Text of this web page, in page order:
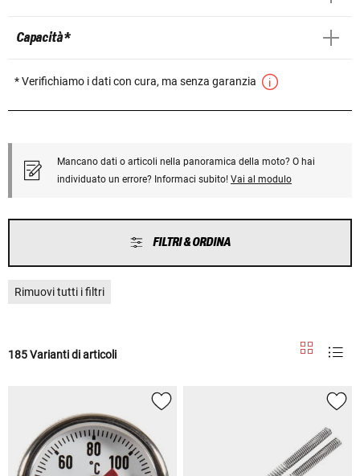
Capacità *
* Verifichiamo i dati con cura, ma senza garanzia
Mancano dati o articoli nella panoramica della moto? O hai
individuato un errore? Informaci subito! Vai al modulo
FILTRI & ORDINA
Rimuovi tutti i filtri
185 Varianti di articoli